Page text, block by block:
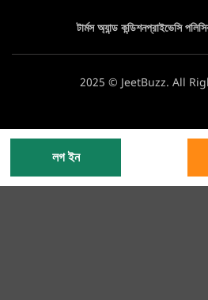
টার্মস অ্যান্ড কন্ডিশনপ্রাইভেসি পলিসি
2025 © JeetBuzz. All
লগ ইন